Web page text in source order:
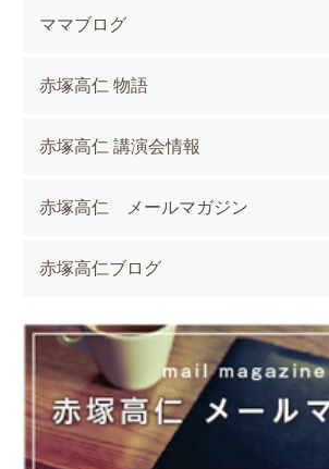
ママブログ
赤塚高仁 物語
赤塚高仁 講演会情報
赤塚高仁 メールマガジン
赤塚高仁ブログ